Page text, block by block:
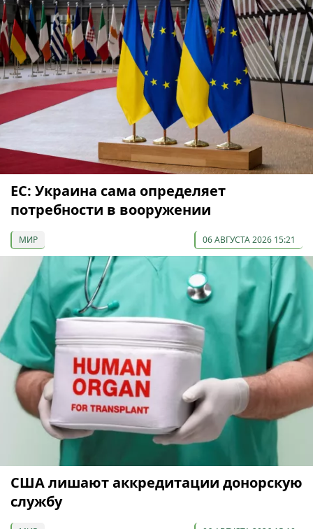
ЕС: Украина сама определяет
потребности в вооружении
МИР 06 АВГУСТА 2026 15:21
США лишают аккредитации донорскую
службу